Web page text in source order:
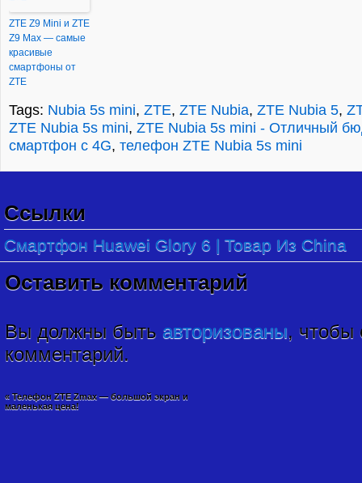
ZTE Z9 Mini и ZTE
Z9 Max — самые
красивые
смартфоны от
ZTE
Tags: Nubia 5s mini, ZTE, ZTE Nubia, ZTE Nubia 5,
ZTE Nubia 5s mini, ZTE Nubia 5s mini - Отличный
смартфон с 4G, телефон ZTE Nubia 5s mini
Ссылки
Cмартфон Huawei Glory 6 | Товар Из China
Оставить комментарий
Вы должны быть авторизованы, чтобы
комментарий.
«Телефон ZTE Zmax — большой экран и
маленькая цена!